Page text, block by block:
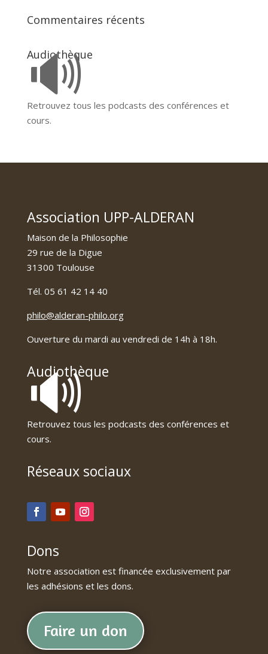
Commentaires récents
Audiothèque
🔊
Retrouvez tous les podcasts des conférences et
cours.
Association UPP-ALDERAN
Maison de la Philosophie
29 rue de la Digue
31300 Toulouse
Tél. 05 61 42 14 40
philo@alderan-philo.org
Ouverture du mardi au vendredi de 14h à 18h.
Audiothèque
🔊
Retrouvez tous les podcasts des conférences et
cours.
Réseaux sociaux
Dons
Notre association est financée exclusivement par
les adhésions et les dons.
Faire un don